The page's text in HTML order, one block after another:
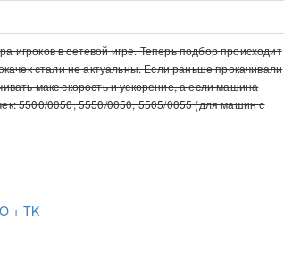
в сетевой игре. Теперь подбор происходит
стали не актуальны. Если раньше прокачивали
макс скорость и ускорение, а если машина
5500/0050, 5550/0050, 5505/0055 (для машин с
+ TK